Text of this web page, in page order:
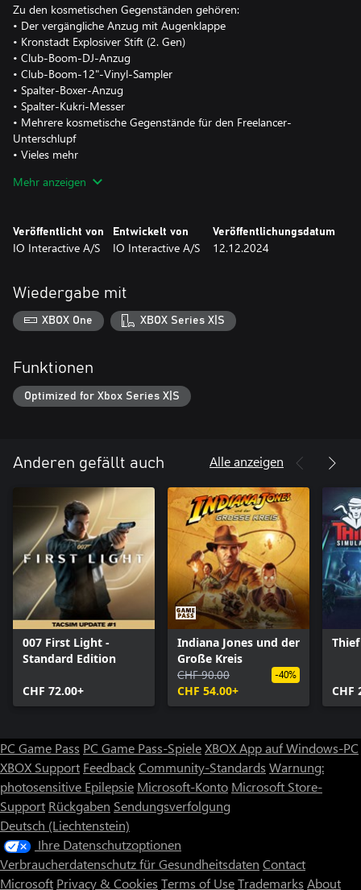
Zu den kosmetischen Gegenständen gehören:
• Der vergängliche Anzug mit Augenklappe
• Kronstadt Explosiver Stift (2. Gen)
• Club-Boom-DJ-Anzug
• Club-Boom-12"-Vinyl-Sampler
• Spalter-Boxer-Anzug
• Spalter-Kukri-Messer
• Mehrere kosmetische Gegenstände für den Freelancer-
Unterschlupf
• Vieles mehr
Jedes schwer zu fassende Ziel bietet eigene Herausforderungen,
Fähigkeiten auf die Probe.
Mehr anzeigen
Veröffentlicht von
IO Interactive A/S
Entwickelt von
IO Interactive A/S
Veröffentlichungsdatum
12.12.2024
Wiedergabe mit
XBOX One XBOX Series X|S
Funktionen
Optimized for Xbox Series X|S
Anderen gefällt auch Alle anzeigen
007 First Light -
Standard Edition
CHF 72.00+
Indiana Jones und der
Große Kreis
CHF 90.00
CHF 54.00+
-40%
CHF
PC Game Pass PC Game Pass-SpieleXBOX App auf Windows-PC
XBOX Support FeedbackCommunity-Standards Warnung:
photosensitive Epilepsie Microsoft-Konto Microsoft Store-
Support Rückgaben Sendungsverfolgung
Deutsch (Liechtenstein)
Ihre Datenschutzoptionen
Verbraucherdatenschutz für Gesundheitsdaten Contact
Microsoft Privacy & Cookies Terms of UseTrademarks About